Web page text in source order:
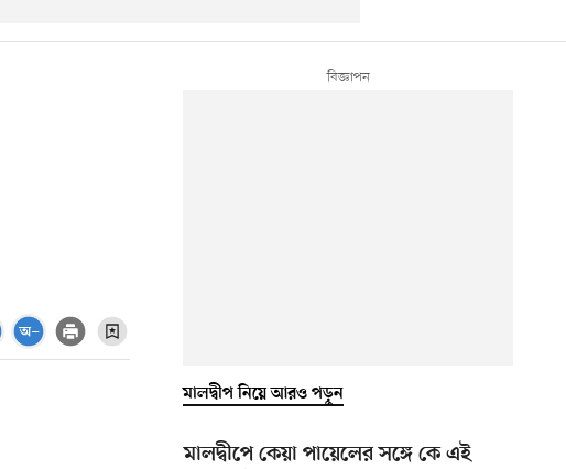
মালদ্বীপ নিয়ে আরও পড়ুন
মালদ্বীপে কেয়া পায়েলের সঙ্গে কে এই